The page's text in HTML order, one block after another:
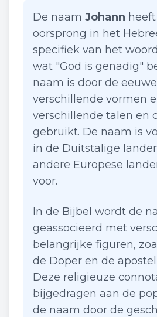
De naam Johann
oorsprong in het
specifiek van het woord
wat "God is genadig"
naam is door de
verschillende vormen
verschillende talen en
gebruikt. De naam is
in de Duitstalige
andere Europese
voor.
In de Bijbel wordt de
geassocieerd met
belangrijke figuren,
de Doper en de
Deze religieuze
bijgedragen aan de
de naam door de